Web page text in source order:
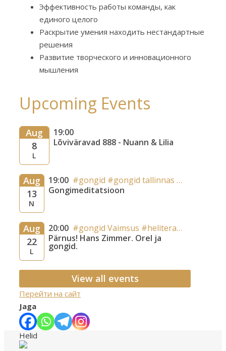
Эффективность работы команды, как
единого целого
Раскрытие умения находить нестандартные
решения
Развитие творческого и инновационного
мышления
Upcoming Events
Aug
8
L
19:00
Lõviväravad 888 - Nuann & Lilia
Aug
13
N
19:00 #gongid #gongid tallinnas
Gongimeditatsioon
Aug
22
L
20:00 #gongid Vaimsus #heliteraapia
Pärnus! Hans Zimmer. Orel ja
gongid.
View all events
Перейти на сайт
Jaga
Helid